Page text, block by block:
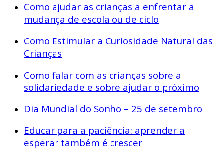
Como ajudar as crianças a enfrentar a
mudança de escola ou de ciclo
Como Estimular a Curiosidade Natural das
Crianças
Como falar com as crianças sobre a
solidariedade e sobre ajudar o próximo
Dia Mundial do Sonho – 25 de setembro
Educar para a paciência: aprender a
esperar também é crescer